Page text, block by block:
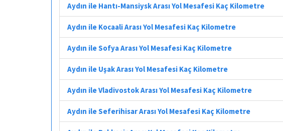
Aydın ile Hantı-Mansiysk Arası Yol Mesafesi Kaç Kilometre
Aydın ile Kocaali Arası Yol Mesafesi Kaç Kilometre
Aydın ile Sofya Arası Yol Mesafesi Kaç Kilometre
Aydın ile Uşak Arası Yol Mesafesi Kaç Kilometre
Aydın ile Vladivostok Arası Yol Mesafesi Kaç Kilometre
Aydın ile Seferihisar Arası Yol Mesafesi Kaç Kilometre